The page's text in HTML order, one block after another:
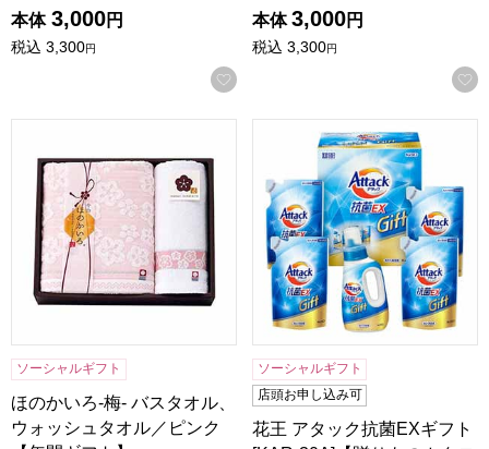
本体 3,000円
税込 3,300円
お気に入りに登録する
本体 3,000円
税込 3,300円
ほのかいろ-梅- バスタオル、ウォッシュタオル／ピンク 【
ソーシャルギフト
ほのかいろ-梅- バスタオル、
ウォッシュタオル／ピンク
花王 アタック抗菌EXギフト
ソーシャルギフト
店頭お申し込み可
花王 アタック抗菌EXギフト